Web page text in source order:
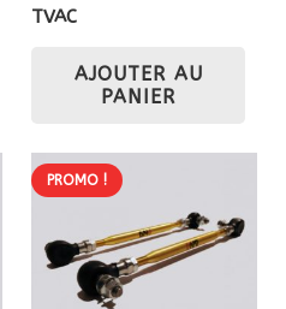
plusieurs
variations.
options
peuvent
était :
612,30 €.
TVAC
AJOUTER AU
PANIER
PROMO !